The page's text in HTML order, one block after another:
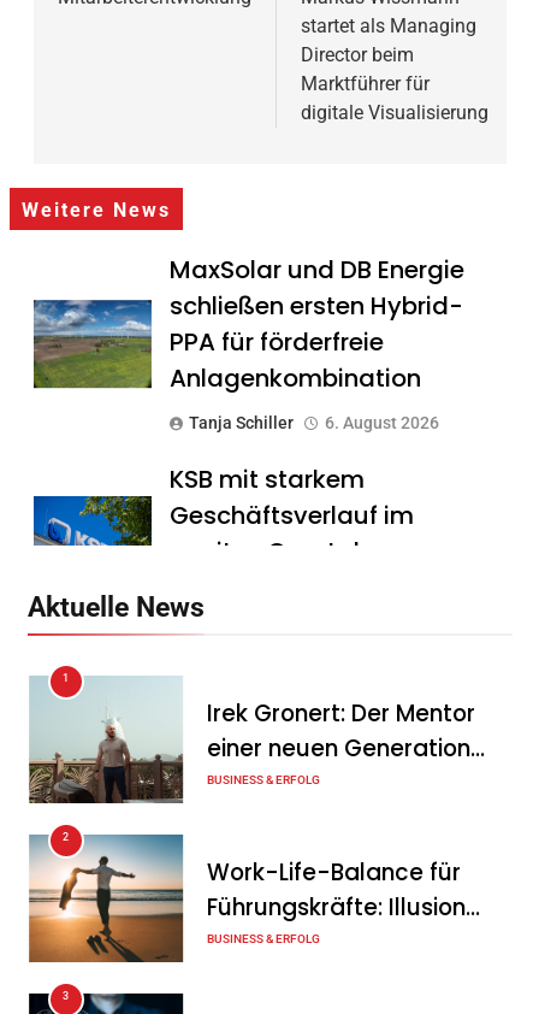
startet als Managing
Director beim
Marktführer für
digitale Visualisierung
Weitere News
MaxSolar und DB Energie
schließen ersten Hybrid-
PPA für förderfreie
Anlagenkombination
Tanja Schiller 6. August 2026
KSB mit starkem
Geschäftsverlauf im
zweiten Quartal
zum wichtigsten Baustein
der Energiewende werden
Ohne Daten keine
Verteidigungsfähigkeit:
Deutsche
Rüstungsindustrie investiert
Aktuelle News
1
Irek Gronert: Der Mentor
einer neuen Generation
von Unternehmern
BUSINESS & ERFOLG
2
Work-Life-Balance für
Führungskräfte: Illusion
oder echte Chance?
BUSINESS & ERFOLG
3